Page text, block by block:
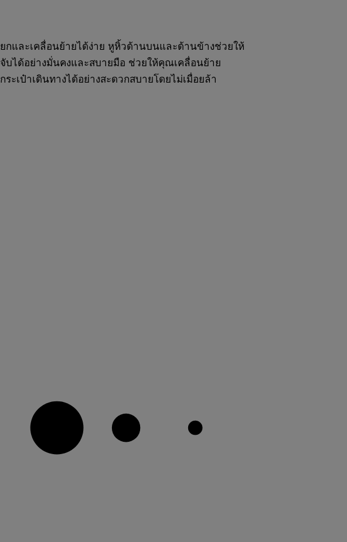
ยกและเคลื่อนย้ายได้ง่าย หูหิ้วด้านบนและด้านข้างช่วยให้
จับได้อย่างมั่นคงและสบายมือ ช่วยให้คุณเคลื่อนย้าย
กระเป๋าเดินทางได้อย่างสะดวกสบายโดยไม่เมื่อยล้า